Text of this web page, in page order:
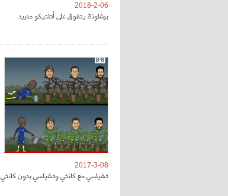
2018-2-06
برشلونة يتفوق على أتلتيكو مدريد
2017-3-08
تشيلسي مع كانتي وتشيلسي بدون كانتي